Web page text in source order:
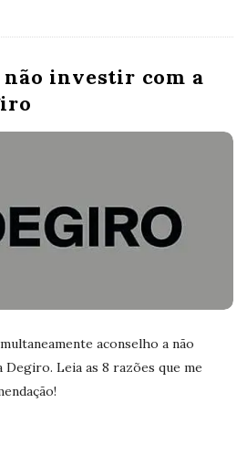
não investir com a
aconselho a não
Leia as 8 razões que me